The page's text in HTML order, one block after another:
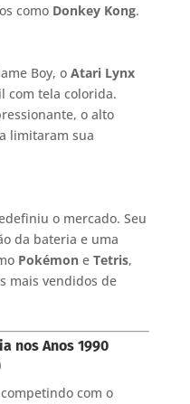
como Donkey Kong.
Boy, o Atari Lynx
com tela colorida.
o alto
limitaram sua
o mercado. Seu
da bateria e uma
Pokémone Tetris,
mais vendidos de
nos Anos 1990
com o